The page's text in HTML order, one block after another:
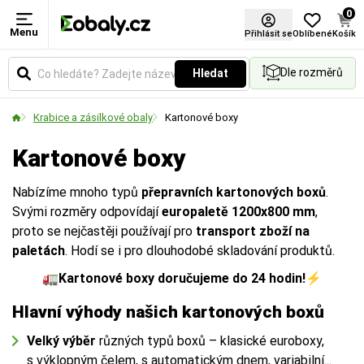
Menu Přihlásit seOblíbené
0
Košík
Hledat Dle rozměrů
Krabice a zásilkové obaly Kartonové boxy
Kartonové boxy
Nabízíme mnoho typů přepravních kartonových boxů.
Svými rozměry odpovídajíeuropaletě 1200x800 mm,
proto se nejčastěji používají pro transport zboží na
paletách. Hodí se i pro dlouhodobé skladování produktů.
🚛Kartonové boxy doručujeme do 24 hodin!⚡
Hlavní výhody našich kartonových boxů
Velký výběr různých typů boxů – klasické euroboxy,
s výklopným čelem, s automatickým dnem, variabilní...
Délka
Rozměry krabic
Na obrázku vidíte rozdíl mezi vnějším a vnitřním
měřením.
D= Délka
Šířka
Rozměry krabic
Na obrázku vidíte rozdíl mezi vnějším a vnitřním
měřením.
D= Délka
Výška
Rozměry krabic
Na obrázku vidíte rozdíl mezi vnějším a vnitřním
měřením.
D= Délka
Druh lepenky
Čím více vrstev (VVL), tím vyšší pevnost a
2VVL: Ochrana povrchů, výplň (v rolích).
Standardní balíky pro lehčí zboží.
5VVL:
Těžší náklady, stěhování, vyšší ochrana.
7VVL:Průmyslové využití a extrémní zatížení.
Více zde
Certifikace FSC®